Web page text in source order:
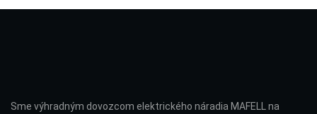
Sme výhradným dovozcom elektrického náradia MAFELL na